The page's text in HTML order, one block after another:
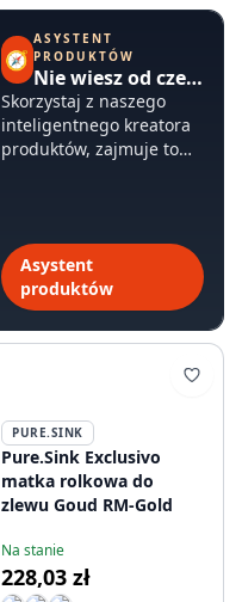
🧭
ASYSTENT
PRODUKTÓW
Nie wiesz od czego zacząć?
Skorzystaj z naszego
inteligentnego kreatora
produktów, zajmuje to
Asystent
produktów
PURE.SINK
Pure.Sink Exclusivo
matka rolkowa do
zlewu Goud RM-Gold
Na stanie
228,03 zł